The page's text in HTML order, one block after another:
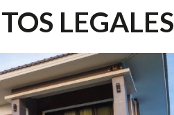
LEGALES